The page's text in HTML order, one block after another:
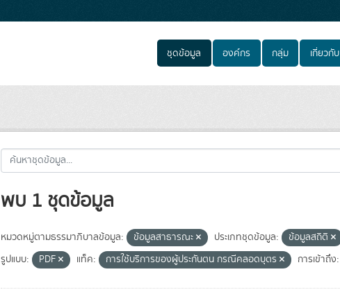
ชุดข้อมูล องค์กร กลุ่ม เกี่ยวกับ
พบ 1 ชุดข้อมูล
หมวดหมู่ตามธรรมาภิบาลข้อมูล: ข้อมูลสาธารณะ ประเภทชุดข้อมูล:
ข้อมูลสถิติ
รูปแบบ:
PDF แท็ค: การใช้บริการของผู้ประกันตน กรณีคลอดบุตร การเข้าถึง: